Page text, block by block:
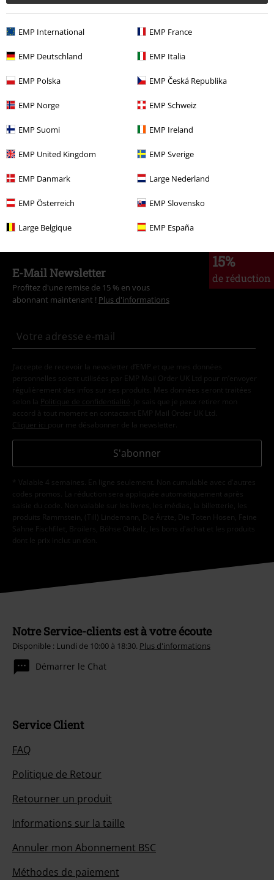
EMP International EMP France
EMP Deutschland EMP Italia
EMP Polska EMP Česká Republika
EMP Norge EMP Schweiz
EMP Suomi EMP Ireland
EMP United Kingdom EMP Sverige
EMP Danmark Large Nederland
EMP Österreich EMP Slovensko
Large Belgique EMP España
-40 %
Vêtements & accessoires T-shirts
Thèmes Vêtements noirs T-shirts noirs
Femme Vêtements T-Shirts & Tops T-Shirts
Femme Exclusivités EMP
Promos % OUTLET
15%
de réduction
E-Mail Newsletter
Profitez d'une remise de 15 % en vous
abonnant maintenant ! Plus d'informations
J’accepte de recevoir la newsletter d’EMP et que mes données
personnelles soient utilisées par EMP Mail Order UK Ltd pour m’envoyer
régulièrement des infos sur ses produits. Mes données seront traitées
selon la
Politique de confidentialité . Je sais que je peux retirer mon
accord à tout moment en contactant EMP Mail Order UK Ltd.
Cliquer ici pour me désabonner de la newsletter.
S'abonner
* Valable 4 semaines. En ligne seulement. Non cumulable avec d'autres
codes promos. La réduction sera appliquée automatiquement après
saisie du code. Non valable sur les livres, les médias, la billetterie, les
produits Rammstein, (Till) Lindemann, Die Ärzte, Die Toten Hosen, Feine
Sahne Fischfilet, Broilers, Böhse Onkelz, les bons d'achat et les produits
dont le prix inclut un don.
Notre Service-clients est à votre écoute
Disponible : Lundi de 10:00 à 18:30. Plus d'informations
Démarrer le Chat
Service Client
FAQ
Politique de Retour
Retourner un produit
Informations sur la taille
Annuler mon Abonnement BSC
Méthodes de paiement